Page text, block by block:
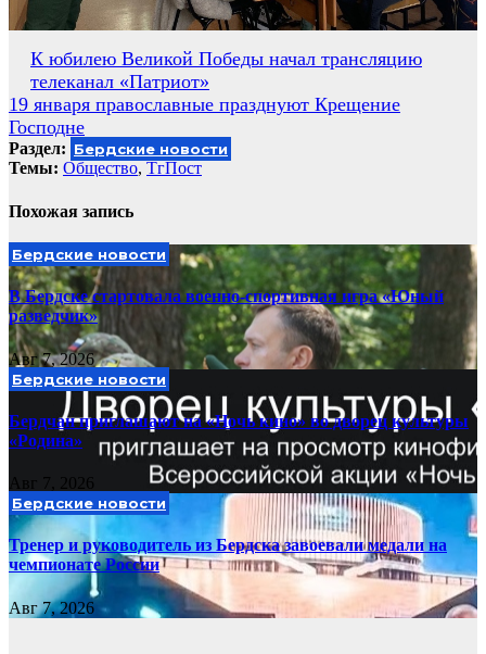
Навигация
по
записям
К юбилею Великой Победы начал трансляцию
телеканал «Патриот»
19 января православные празднуют Крещение
Господне
Раздел: Бердские новости
Темы: Общество, ТгПост
Похожая запись
Бердские новости
В Бердске стартовала военно-спортивная игра «Юный
разведчик»
Авг 7, 2026
Бердские новости
Бердчан приглашают на «Ночь кино» во дворец культуры
«Родина»
Авг 7, 2026
Бердские новости
Тренер и руководитель из Бердска завоевали медали на
чемпионате России
Авг 7, 2026